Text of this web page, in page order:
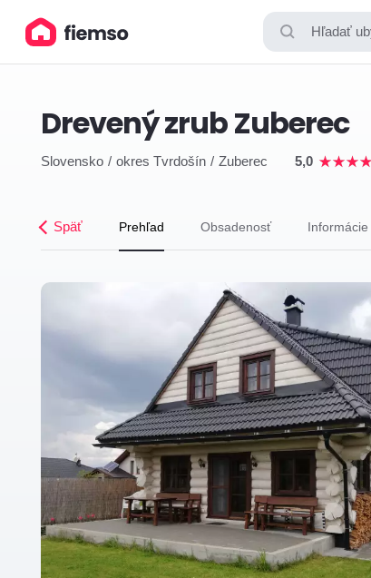
Hľadať
Drevený zrub Zuberec
Slovensko okres Tvrdošín Zuberec 5,0
Späť Prehľad Obsadenosť Informácie